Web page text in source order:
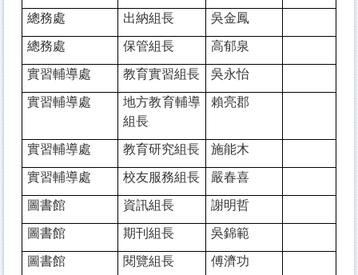
總務處
出納組長
吳金鳳
總務處
保管組長
高郁泉
實習輔導處
教育實習組長
吳永怡
實習輔導處
地方教育輔導
組長
賴亮郡
實習輔導處 教育研究組長
施能木
實習輔導處
校友服務組長
嚴春喜
圖書館
資訊組長
謝明哲
圖書館
期刊組長
吳錦範
圖書館
閱覽組長
傅濟功